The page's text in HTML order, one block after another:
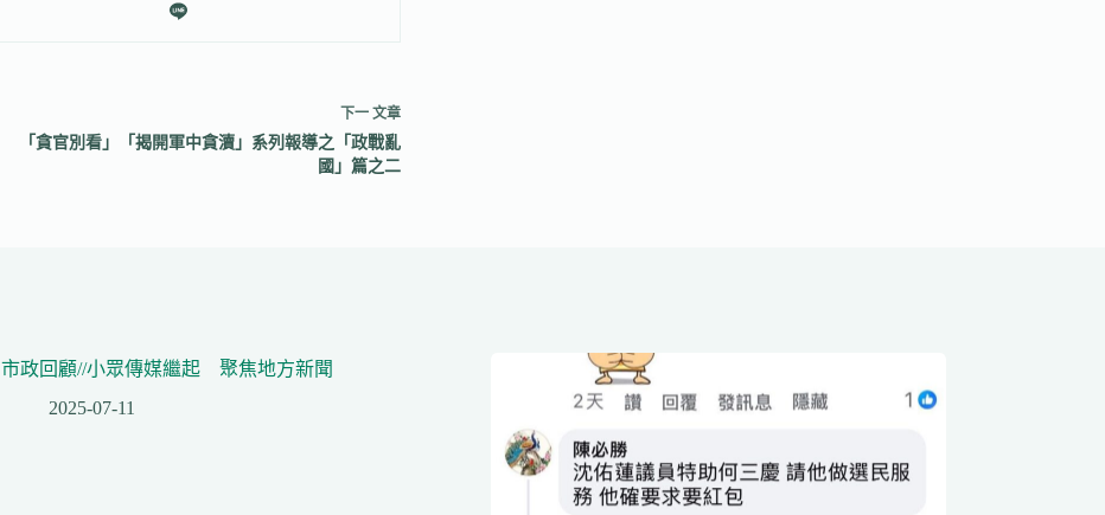
下一 文章
「貪官別看」「揭開軍中貪瀆」系列報導之「政戰亂
國」篇之二
市政回顧//小眾傳媒繼起 聚焦地方新聞
2025-07-11